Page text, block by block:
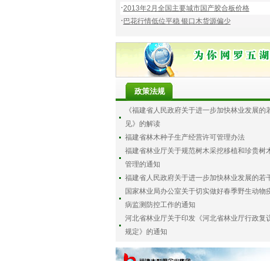
·2013年2月全国主要城市国产胶合板价格
· 巴花行情低位平稳 银口木货源偏少
政策法规
《福建省人民政府关于进一步加快林业发展的
见》的解读
福建省林木种子生产经营许可管理办法
福建省林业厅关于规范树木采挖移植和珍贵树
管理的通知
福建省人民政府关于进一步加快林业发展的若
国家林业局办公室关于切实做好春季野生动物
病监测防控工作的通知
河北省林业厅关于印发《河北省林业厅行政复
规定》的通知
中华人民共和国植物新品种保护条例